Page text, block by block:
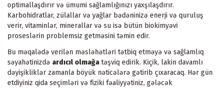
optimallaşdırır və ümumi sağlamlığınızı yaxşılaşdırır.
Karbohidratlar, zülallar və yağlar bədəninizə enerji və quruluş
verir, vitaminlər, minerallar və su isə bütün biokimyəvi
proseslərin problemsiz getməsini təmin edir.
Bu məqalədə verilən məsləhətləri tətbiq etməyə və sağlamlıq
səyahətinizdə ardıcıl olmağa təşviq edirik. Kiçik, lakin davamlı
dəyişikliklər zamanla böyük nəticələrə gətirib çıxaracaq. Hər gün
etdiyiniz qida seçimləri və fiziki fəaliyyətiniz, gələcək